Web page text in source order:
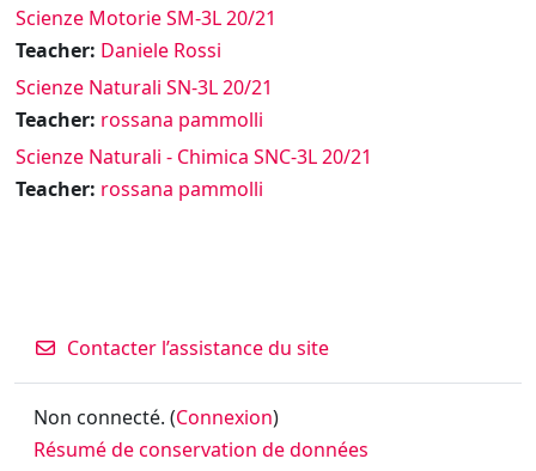
Scienze Motorie SM-3L 20/21
Teacher: Daniele Rossi
Scienze Naturali SN-3L 20/21
Teacher: rossana pammolli
Scienze Naturali - Chimica SNC-3L 20/21
Teacher: rossana pammolli
Contacter l’assistance du site
Non connecté. (Connexion)
Résumé de conservation de données